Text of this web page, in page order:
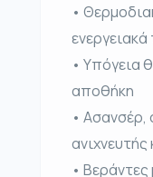
•
ενεργειακά
• Υπόγεια
αποθήκη
• Ασανσέρ,
•